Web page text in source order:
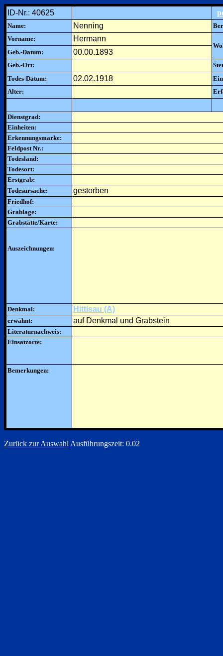
ID-Nr.: 40625
Name: Nenning
Vorname:
Hermann
Geb.-Datum:
00.00.1893
Geb.-Ort:
Todes-Datum:
02.02.1918
Alter:
Dienstgrad:
Einheiten:
Erkennungsmarke:
Feldpost Nr.:
Todesland:
Todesort:
Erstgrab:
Todesursache:
gestorben
Friedhof:
Grablage:
Grabstätte/Karte:
Auszeichnungen:
Denkmal: Hittisau (A)
erwähnt: auf Denkmal und Grabstein
Literaturnachweis:
Einsatzorte:
Bemerkungen:
Zurück zur Auswahl Ausführungszeit: 0.02